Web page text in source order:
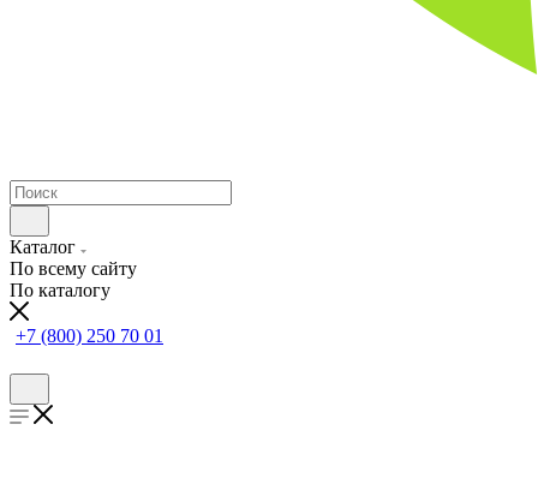
Каталог
По всему сайту
По каталогу
+7 (800) 250 70 01